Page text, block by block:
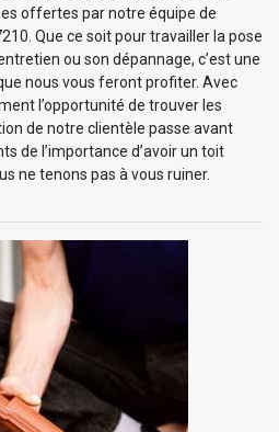
offertes par notre équipe de
Que ce soit pour travailler la pose
ou son dépannage, c’est une
nous vous feront profiter. Avec
l’opportunité de trouver les
de notre clientèle passe avant
de l’importance d’avoir un toit
ne tenons pas à vous ruiner.